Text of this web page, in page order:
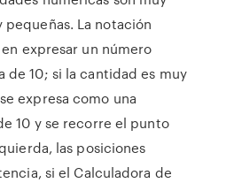
pequeñas. La notación
expresar un número
de 10; si la cantidad es muy
expresa como una
10 y se recorre el punto
las posiciones
si el Calculadora de